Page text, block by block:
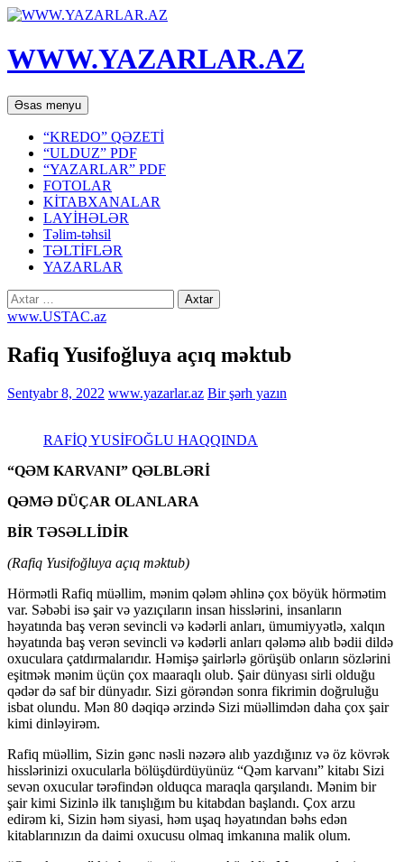
WWW.YAZARLAR.AZ
Axtar
Əsas menyu Mühtəviyyata
keç
“KREDO” QƏZETİ
“ULDUZ” PDF
“YAZARLAR” PDF
FOTOLAR
KİTABXANALAR
LAYİHƏLƏR
Təlim-təhsil
TƏLTİFLƏR
YAZARLAR
Axtarış:
www.USTAC.az
Rafiq Yusifоğluya açıq məktub
Sentyabr 8, 2022 www.yazarlar.az Bir şərh yazın
RAFİQ YUSİFOĞLU HAQQINDA
“QƏM KARVANI” QƏLBLƏRİ
QƏMƏ DÜÇAR OLANLARA
BİR TƏSƏLLİDİR
(Rafiq Yusifоğluya açıq məktub)
Hörmətli Rafiq müəllim, mənim qələm əhlinə çox böyük hörmətim
var. Səbəbi isə şair və yazıçıların insan hisslərini, insanların
həyatında baş verən sevincli və kədərli anları, ümumiyyətlə, xalqın
həyatında baş verən sevincli və kədərli anları qələmə alıb bədii dildə
oxuculara çatdırmalarıdır. Həmişə şairlərlə görüşüb onların sözlərini
eşitmək mənim üçün çox maaraqlı olub. Şair dünyası sirli olduğu
qədər də saf bir dünyadır. Sizi görəndən sonra fikrimin doğruluğu
isbat olundu. Mən 80 dəqiqə ərzində Sizi müəllimdən daha çox şair
kimi dinləyirəm.
Rafiq müəllim, Sizin gənc nəsli nəzərə alıb yazdığınız və öz kövrək
hisslərinizi oxucularla bölüşdürdüyünüz “Qəm karvanı” kitabı Sizi
sevən oxucular tərəfindən olduqca maraqla qarşılandı. Mənim bir
şair kimi Sizinlə ilk tanışlığım bu kitabdan başlandı. Çox arzu
edirəm ki, Sizin həm siyasi, həm uşaq həyatından bəhs edən
kitablarınızın da daimi oxucusu olmaq imkanına malik olum.